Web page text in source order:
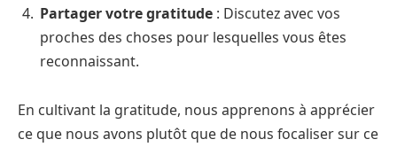
Partager votre gratitude : Discutez avec vos
proches des choses pour lesquelles vous êtes
reconnaissant.
En cultivant la gratitude, nous apprenons à apprécier
ce que nous avons plutôt que de nous focaliser sur ce